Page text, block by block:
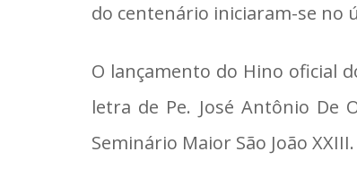
do centenário iniciaram-se no
O lançamento do Hino oficial
letra de Pe. José Antônio De
Seminário Maior São João XXIII.